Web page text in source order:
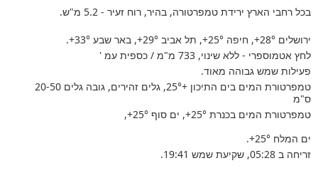
בכל רחבי הארץ ירידת טמפרטורה, בהיר, רוח זעיר - 5.2 מ"ש.
ירושלים +28°, חיפה +25°, תל אביב +29°, באר שבע +33°
.
לחץ אטמוספרי - ללא שינוי, 733 מ"מ / כספית עמ '
פעילות שמש גבוהה מאוד.
טמפרטורת המים בים התיכון +25°
, גלים זהירים, גובה גלים 20-50
ס"מ
טמפרטורת המים בכנרת +25°, ים סוף +25°
,
ים המלח +25°
.
זריחה ב 05:28, שקיעת שמש 19:41.